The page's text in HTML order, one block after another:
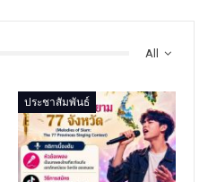
All
ประชาสัมพันธ์